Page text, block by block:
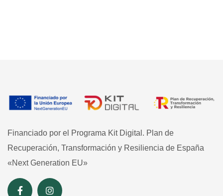
Financiado por el Programa Kit Digital. Plan de
Recuperación, Transformación y Resiliencia de España
«Next Generation EU»